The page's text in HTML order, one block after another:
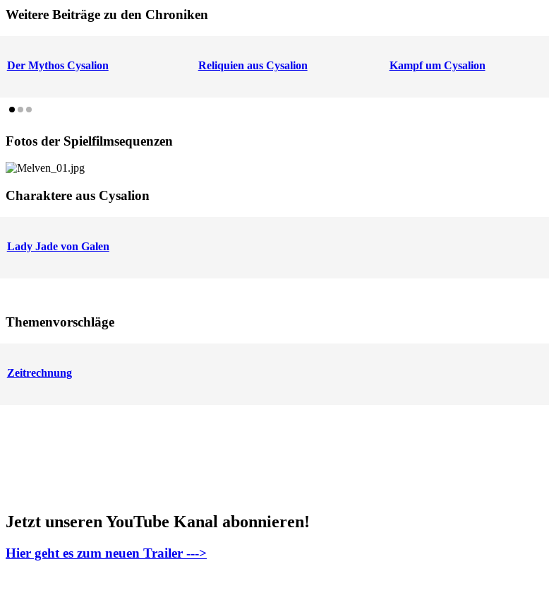
Weitere Beiträge zu den Chroniken
Der Mythos Cysalion Reliquien aus Cysalion Kampf um Cysalion
Fotos der Spielfilmsequenzen
Charaktere aus Cysalion
Lady Jade von Galen
Themenvorschläge
Zeitrechnung
Jetzt unseren YouTube Kanal abonnieren!
Hier geht es zum neuen Trailer --->